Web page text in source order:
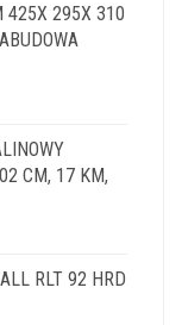
425X 295X 310
CM, 17 KM,
ZŁ.
RLT 92 HRD